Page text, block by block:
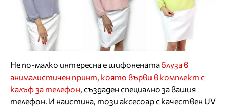
Не по-малко интересна е шифонената блуза в
анималистичен принт, която върви в комплект с
калъф за телефон, създаден специално за вашия
телефон. И наистина, този аксесоар с качествен UV